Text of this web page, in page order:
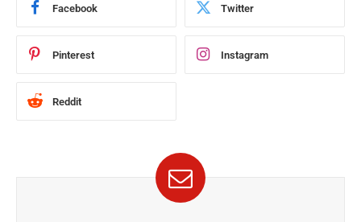
Facebook Twitter
Pinterest Instagram
Reddit